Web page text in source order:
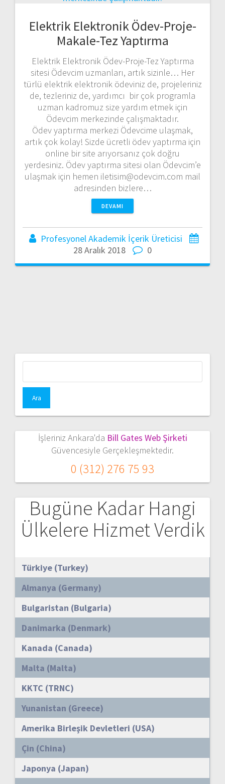
Elektrik Elektronik Ödev-Proje-
Makale-Tez Yaptırma
Elektrik Elektronik Ödev-Proje-Tez Yaptırma
sitesi Ödevcim uzmanları, artık sizinle… Her
türlü elektrik elektronik ödeviniz de, projeleriniz
de, tezleriniz de, yardımcı bir çok programla
uzman kadromuz size yardım etmek için
Ödevcim merkezinde çalışmaktadır.
Ödev yaptırma merkezi Ödevcime ulaşmak,
artık çok kolay! Sizde ücretli ödev yaptırma için
online bir site arıyorsanız çok doğru
yerdesiniz. Ödev yaptırma sitesi olan Ödevcim’e
ulaşmak için hemen iletisim@odevcim.com mail
adresinden bizlere…
DEVAMI
Profesyonel Akademik İçerik Üreticisi
28 Aralık 2018
0
İşleriniz Ankara'da Bill Gates Web Şirketi
Güvencesiyle Gerçekleşmektedir.
0 (312) 276 75 93
Bugüne Kadar Hangi
Ülkelere Hizmet Verdik
Türkiye (Turkey)
Almanya (Germany)
Bulgaristan (Bulgaria)
Danimarka (Denmark)
Kanada (Canada)
Malta (Malta)
KKTC (TRNC)
Yunanistan (Greece)
Amerika Birleşik Devletleri (USA)
Çin (China)
Japonya (Japan)